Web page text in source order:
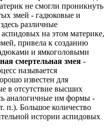
не смогли проникнуть
змей - гадюковые и
различные
на этом материке,
привела к созданию
и ямкоголовыми
смертельная змея -
называется
известен для
в отсутствие высших
аналогичные им формы -
п.). Большое количество
истории аспидовых